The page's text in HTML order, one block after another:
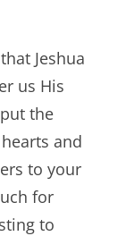
Jeshua
us His
the
and
to your
for
to